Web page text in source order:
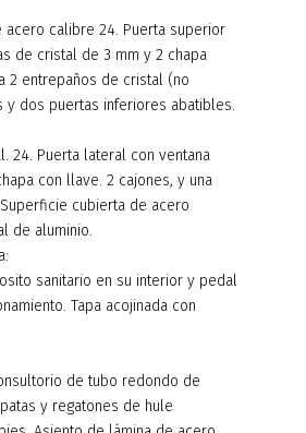
acero calibre 24. Puerta superior
de cristal de 3 mm y 2 chapa
2 entrepaños de cristal (no
y dos puertas inferiores abatibles.
24. Puerta lateral con ventana
con llave. 2 cajones, y una
cubierta de acero
de aluminio.
sanitario en su interior y pedal
Tapa acojinada con
de tubo redondo de
y regatones de hule